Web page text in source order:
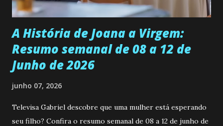
Durante um exame ginecológico, ela é inseminada por eng...
A História de Joana a Virgem:
Resumo semanal de 08 a 12 de
Junho de 2026
junho 07, 2026
Televisa Gabriel descobre que uma mulher está esperando
seu filho? Confira o resumo semanal de 08 a 12 de junho de